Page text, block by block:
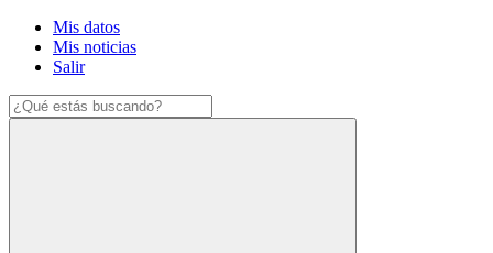
Mis datos
Mis noticias
Salir